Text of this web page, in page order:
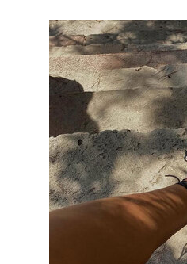
но и на
розовые и
говорит
создать
оттенки
отказался